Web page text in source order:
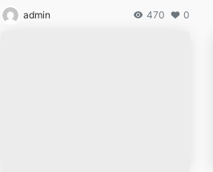
admin 470 0